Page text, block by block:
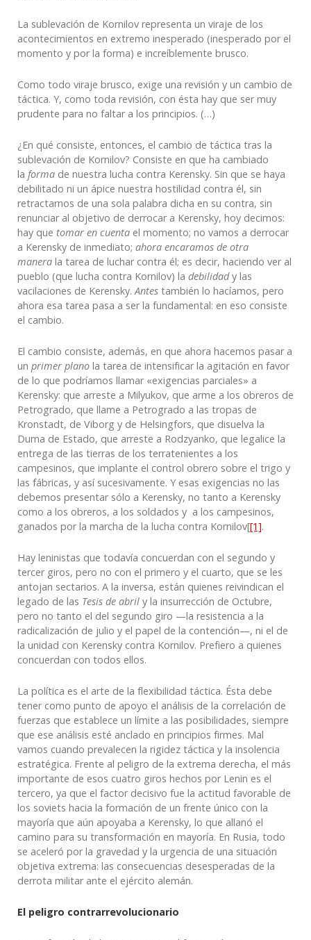
La sublevación de Kornilov representa un viraje de los
acontecimientos en extremo inesperado (inesperado por el
momento y por la forma) e increíblemente brusco.
Como todo viraje brusco, exige una revisión y un cambio de
táctica. Y, como toda revisión, con ésta hay que ser muy
prudente para no faltar a los principios. (…)
¿En qué consiste, entonces, el cambio de táctica tras la
sublevación de Kornilov? Consiste en que ha cambiado
la forma de nuestra lucha contra Kerensky. Sin que se haya
debilitado ni un ápice nuestra hostilidad contra él, sin
retractarnos de una sola palabra dicha en su contra, sin
renunciar al objetivo de derrocar a Kerensky, hoy decimos:
hay que tomar en cuenta el momento; no vamos a derrocar
a Kerensky de inmediato; ahora encaramos de otra
manera la tarea de luchar contra él; es decir, haciendo ver al
pueblo (que lucha contra Kornilov) la debilidady las
vacilaciones de Kerensky. Antes también lo hacíamos, pero
ahora esa tarea pasa a ser la fundamental: en eso consiste
el cambio.
El cambio consiste, además, en que ahora hacemos pasar a
un primer plano la tarea de intensificar la agitación en favor
de lo que podríamos llamar «exigencias parciales» a
Kerensky: que arreste a Milyukov, que arme a los obreros de
Petrogrado, que llame a Petrogrado a las tropas de
Kronstadt, de Viborg y de Helsingfors, que disuelva la
Duma de Estado, que arreste a Rodzyanko, que legalice la
entrega de las tierras de los terratenientes a los
campesinos, que implante el control obrero sobre el trigo y
las fábricas, y así sucesivamente. Y esas exigencias no las
debemos presentar sólo a Kerensky, no tanto a Kerensky
como a los obreros, a los soldados y a los campesinos,
ganados por la marcha de la lucha contra Kornilov[[1].
Hay leninistas que todavía concuerdan con el segundo y
tercer giros, pero no con el primero y el cuarto, que se les
antojan sectarios. A la inversa, están quienes reivindican el
legado de las Tesis de abril y la insurrección de Octubre,
pero no tanto el del segundo giro —la resistencia a la
radicalización de julio y el papel de la contención—, ni el de
la unidad con Kerensky contra Kornilov. Prefiero a quienes
concuerdan con todos ellos.
La política es el arte de la flexibilidad táctica. Ésta debe
tener como punto de apoyo el análisis de la correlación de
fuerzas que establece un límite a las posibilidades, siempre
que ese análisis esté anclado en principios firmes. Mal
vamos cuando prevalecen la rigidez táctica y la insolencia
estratégica. Frente al peligro de la extrema derecha, el más
importante de esos cuatro giros hechos por Lenin es el
tercero, ya que el factor decisivo fue la actitud favorable de
los soviets hacia la formación de un frente único con la
mayoría que aún apoyaba a Kerensky, lo que allanó el
camino para su transformación en mayoría. En Rusia, todo
se aceleró por la gravedad y la urgencia de una situación
objetiva extrema: las consecuencias desesperadas de la
derrota militar ante el ejército alemán.
El peligro contrarrevolucionario